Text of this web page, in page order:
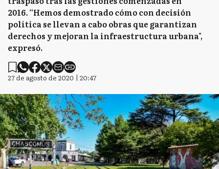
2016. “Hemos demostrado cómo con decisión
política se llevan a cabo obras que garantizan
derechos y mejoran la infraestructura urbana",
expresó.
27 de agosto de 2020 | 20:47